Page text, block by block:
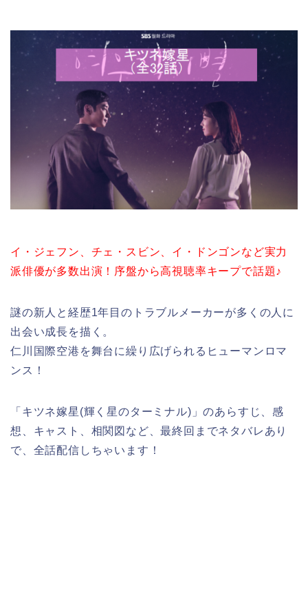
イ・ジェフン、チェ・スビン、イ・ドンゴンなど実力
派俳優が多数出演！序盤から高視聴率キープで話題♪
謎の新人と経歴1年目のトラブルメーカーが多くの人に
出会い成長を描く。
仁川国際空港を舞台に繰り広げられるヒューマンロマ
ンス！
「キツネ嫁星(輝く星のターミナル)」のあらすじ、感
想、キャスト、相関図など、最終回までネタバレあり
で、全話配信しちゃいます！